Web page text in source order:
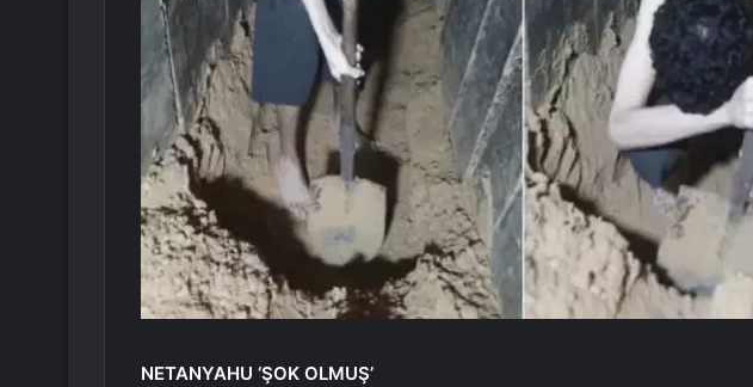
NETANYAHU ‘ŞOK OLMUŞ’